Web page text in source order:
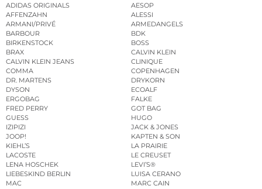
ADIDAS ORIGINALS
AESOP
AFFENZAHN
ALESSI
ARMANI/PRIVÉ
ARMEDANGELS
BARBOUR
BDK
BIRKENSTOCK
BOSS
BRAX
CALVIN KLEIN
CALVIN KLEIN JEANS
CLINIQUE
COMMA
COPENHAGEN
DR. MARTENS
DRYKORN
DYSON
ECOALF
ERGOBAG
FALKE
FRED PERRY
GOT BAG
GUESS
HUGO
IZIPIZI
JACK & JONES
JOOP!
KAPTEN & SON
KIEHL’S
LA PRAIRIE
LACOSTE
LE CREUSET
LENA HOSCHEK
LEVI’S®
LIEBESKIND BERLIN
LUISA CERANO
MAC
MARC CAIN